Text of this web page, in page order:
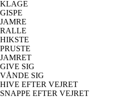
KLAGE
GISPE
JAMRE
RALLE
HIKSTE
PRUSTE
JAMRET
GIVE SIG
VÅNDE SIG
HIVE EFTER VEJRET
SNAPPE EFTER VEJRET